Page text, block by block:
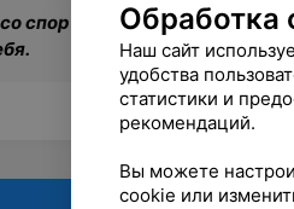
спортом. Доведу доОбработка
Наш сайт
удобства
статистики и
рекомендаций.
Вы можете
cookie или